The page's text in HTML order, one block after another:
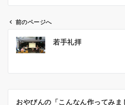
ビ
前のページへ
若手礼拝
おやびんの「こんなん作ってみ